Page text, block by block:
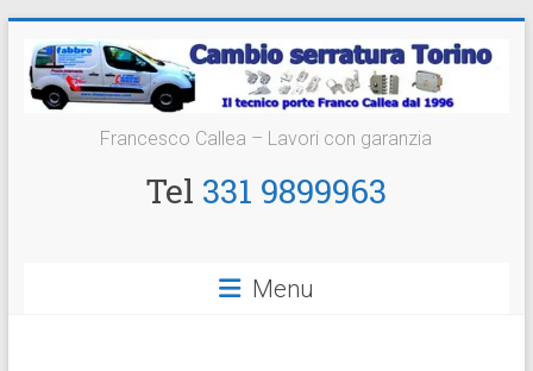
contenuto
Cambio
Serratura
Francesco Callea – Lavori con garanzia
Tel 331 9899963
Menu